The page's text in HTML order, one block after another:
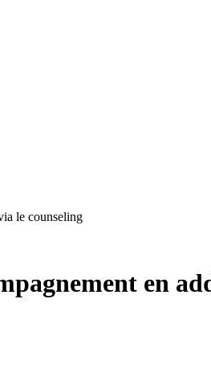
le counseling
en